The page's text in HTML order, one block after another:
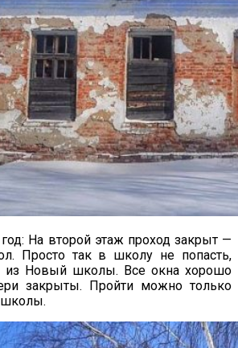
На второй этаж проход закрыт —
Просто так в школу не попасть,
из Новый школы. Все окна хорошо
закрыты. Пройти можно только
школы.